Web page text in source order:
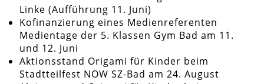
Linke (Aufführung 11. Juni)
Kofinanzierung eines Medienreferenten
Medientage der 5. Klassen Gym Bad am 11.
und 12. Juni
Aktionsstand Origami für Kinder beim
Stadtteilfest NOW SZ-Bad am 24. August